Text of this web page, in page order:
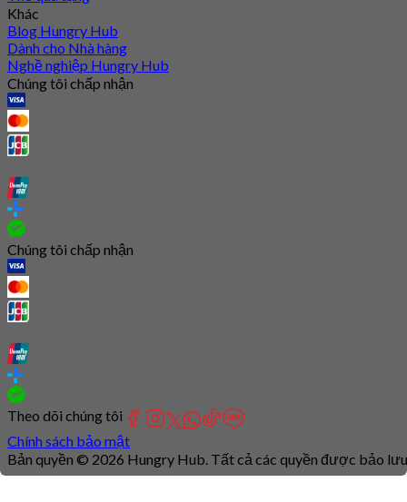
Khác
Blog Hungry Hub
Dành cho Nhà hàng
Nghề nghiệp Hungry Hub
Chúng tôi chấp nhận
Chúng tôi chấp nhận
Theo dõi chúng tôi
Chính sách bảo mật
Bản quyền © 2026 Hungry Hub. Tất cả các quyền được bảo
Connection